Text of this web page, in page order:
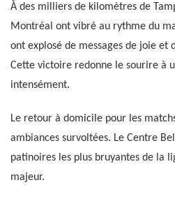
À des milliers de kilomètres de
Montréal ont vibré au rythme du
ont explosé de messages de joie et
Cette victoire redonne le sourire à
intensément.
Le retour à domicile pour les
ambiances survoltées. Le Centre
patinoires les plus bruyantes de la
majeur.